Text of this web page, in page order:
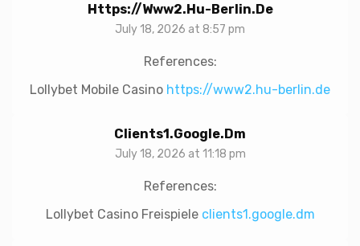
Https://www2.hu-Berlin.de
July 18, 2026 at 8:57 pm
References:
Lollybet Mobile Casino https://www2.hu-berlin.de
Clients1.google.dm
July 18, 2026 at 11:18 pm
References:
Lollybet Casino Freispiele clients1.google.dm